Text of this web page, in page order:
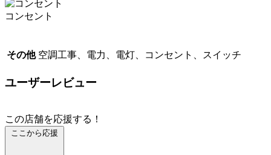
コンセント
その他 空調工事、電力、電灯、コンセント、スイッチ
ユーザーレビュー
この店舗を応援する！
ここから応援